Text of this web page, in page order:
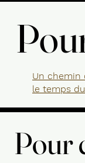
Un chemin
le temps
Pour
Pour